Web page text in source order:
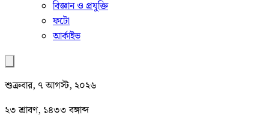
বিজ্ঞান ও প্রযুক্তি
ফটো
আর্কাইভ
শুক্রবার, ৭ আগস্ট, ২০২৬
২৩ শ্রাবণ, ১৪৩৩ বঙ্গাব্দ